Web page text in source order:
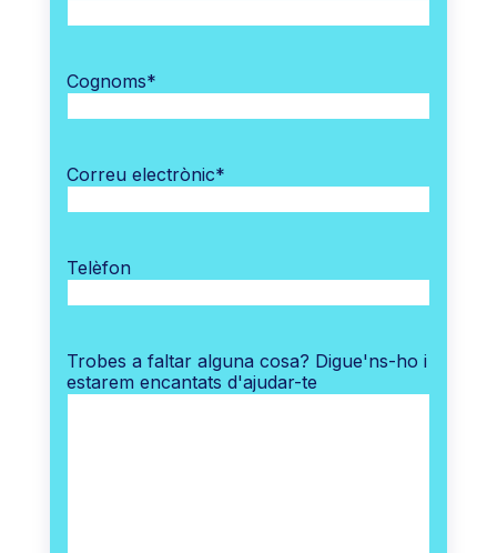
Cognoms*
Correu electrònic*
Telèfon
Trobes a faltar alguna cosa? Digue'ns-ho i
estarem encantats d'ajudar-te